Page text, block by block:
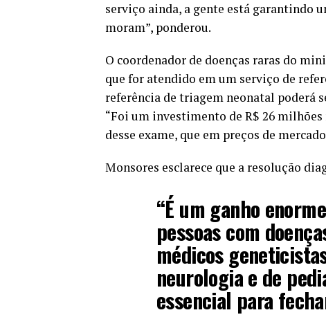
serviço ainda, a gente está garantindo
moram”, ponderou.
O coordenador de doenças raras do
que for atendido em um serviço de
referência de triagem neonatal poderá
“Foi um investimento de R$ 26
desse exame, que em preços de
Monsores esclarece que a resolução
“É um ganho
pessoas com
médicos
neurologia e de
essencial para